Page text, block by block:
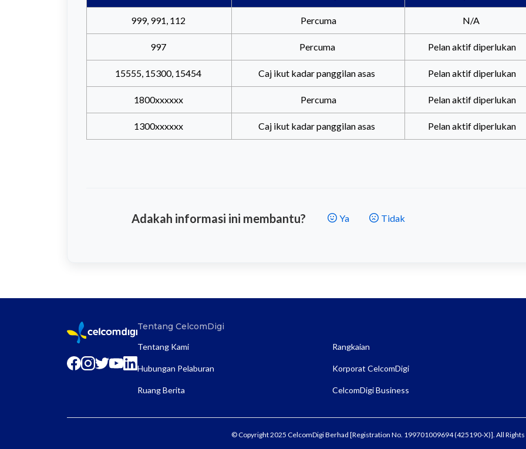
999, 991, 112 Percuma N/A
997 Percuma Pelan aktif diperlukan
15555, 15300, 15454 Caj ikut kadar panggilan asas Pelan aktif diperlukan
1800xxxxxx Percuma Pelan aktif diperlukan
1300xxxxxx Caj ikut kadar panggilan asas Pelan aktif diperlukan
Adakah informasi ini membantu? Tidak
Ya
Tentang CelcomDigi
Tentang Kami
Hubungan Pelaburan
Ruang Berita
Rangkaian
Korporat CelcomDigi
CelcomDigi Business
© Copyright 2025 CelcomDigi Berhad [Registration No. 199701009694 (425190-X)]. All Rights